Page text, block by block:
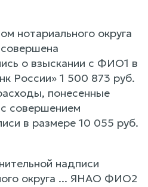
нотариального округа
о взыскании с ФИО1 в
России» 1 500 873 руб.
понесенные
совершением
в размере 10 055 руб.
надписи
округа ... ЯНАО ФИО2